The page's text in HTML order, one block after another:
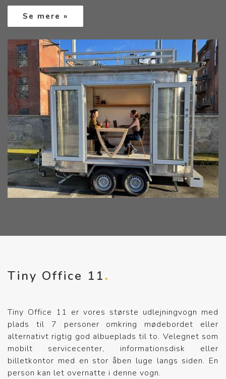
Se mere
Tiny Office 11
Tiny Office 11 er vores største udlejningvogn med
plads til 7 personer omkring mødebordet eller
alternativt rigtig god albueplads til to. Velegnet som
mobilt servicecenter, informationsdisk eller
billetkontor med en stor åben luge langs siden. En
person kan let overnatte i denne vogn.